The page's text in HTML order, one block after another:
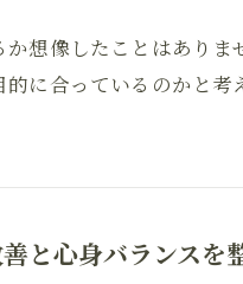
想像したことはありま
に合っているのかと考
と心身バランスを